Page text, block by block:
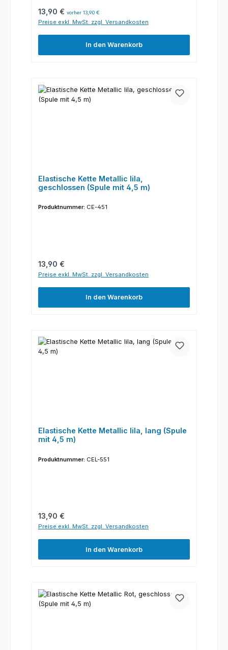
Regulärer Preis:
13,90 € vorher 13,90 €
Preise exkl. MwSt. zzgl. Versandkosten
In den Warenkorb
Elastische Kette Metallic lila,
geschlossen (Spule mit 4,5 m)
Produktnummer: CE-451
Regulärer Preis:
13,90 €
Preise exkl. MwSt. zzgl. Versandkosten
In den Warenkorb
Elastische Kette Metallic lila, lang (Spule
mit 4,5 m)
Produktnummer: CEL-551
Regulärer Preis:
13,90 €
Preise exkl. MwSt. zzgl. Versandkosten
In den Warenkorb